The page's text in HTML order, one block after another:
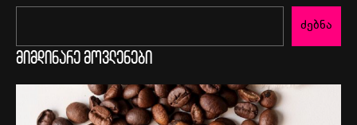
ძებნა
მიმდინარე მოვლენები